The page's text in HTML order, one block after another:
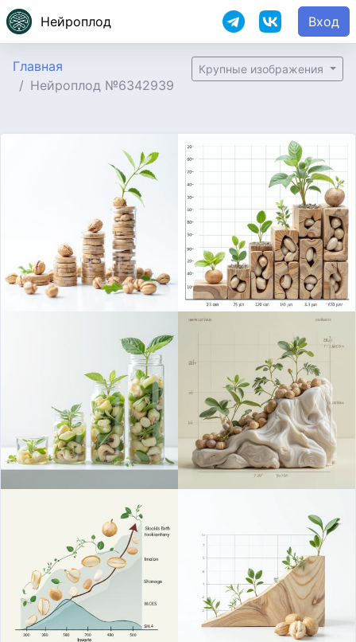
Нейроплод Вход
Главная
Нейроплод №6342939
Крупные изображения